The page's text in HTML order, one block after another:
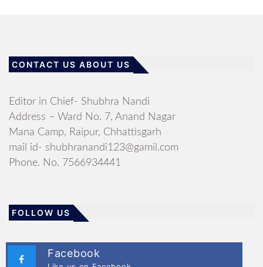
CONTACT US ABOUT US
Editor in Chief- Shubhra Nandi
Address – Ward No. 7, Anand Nagar
Mana Camp, Raipur, Chhattisgarh
mail id- shubhranandi123@gamil.com
Phone. No. 7566934441
FOLLOW US
Facebook